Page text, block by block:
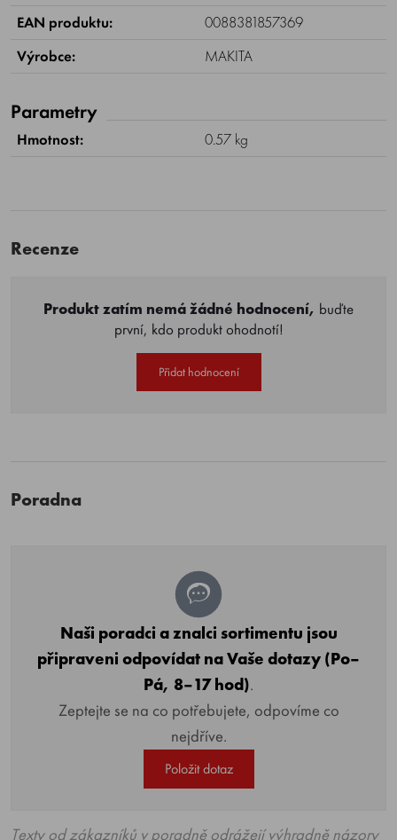
EAN produktu:
0088381857369
Výrobce:
MAKITA
Parametry
Hmotnost: 0.57 kg
Recenze
Produkt zatím nemá žádné hodnocení, buďte
první, kdo produkt ohodnotí!
Přidat hodnocení
Poradna
Naši poradci a znalci sortimentu jsou
připraveni odpovídat na Vaše dotazy (Po–
Pá, 8–17 hod).
Zeptejte se na co potřebujete, odpovíme co
nejdříve.
Položit dotaz
Texty od zákazníků v poradně odrážejí výhradně názory